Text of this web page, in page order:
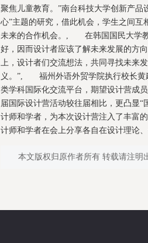
聚焦儿童教育。”南台科技大学创新产
心”主题的研究，借此机会，学生之间
未来的合作机会。, 在韩国国民大学教
好，因而设计者应该了解未来发展的方
上，设计者们交流想法，共同寻找未来
义。”, 福州外语外贸学院执行校长黄
类学科国际化交流平台，期望设计营
届国际设计营活动较往届相比，更凸显
计师和学者，为本次设计营注入了丰富
计师和学者在会上分享各自在设计理论
本文版权归原作者所有 转载请注明